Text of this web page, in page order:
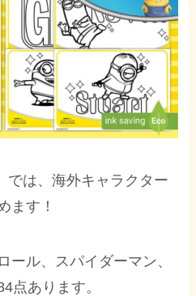
では、海外キャラクター
ます！
ール、スパイダーマン、
点あります。